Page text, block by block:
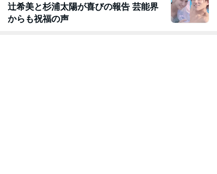
辻希美と杉浦太陽が喜びの報告 芸能界
からも祝福の声